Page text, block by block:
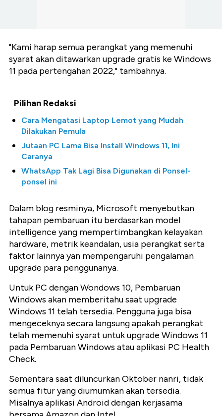
"Kami harap semua perangkat yang memenuhi
syarat akan ditawarkan upgrade gratis ke Windows
11 pada pertengahan 2022," tambahnya.
Pilihan Redaksi
Cara Mengatasi Laptop Lemot yang Mudah
Dilakukan Pemula
Jutaan PC Lama Bisa Install Windows 11, Ini
Caranya
WhatsApp Tak Lagi Bisa Digunakan di Ponsel-
ponsel ini
Dalam blog resminya, Microsoft menyebutkan
tahapan pembaruan itu berdasarkan model
intelligence yang mempertimbangkan kelayakan
hardware, metrik keandalan, usia perangkat serta
faktor lainnya yan mempengaruhi pengalaman
upgrade para penggunanya.
Untuk PC dengan Wondows 10, Pembaruan
Windows akan memberitahu saat upgrade
Windows 11 telah tersedia. Pengguna juga bisa
mengeceknya secara langsung apakah perangkat
telah memenuhi syarat untuk upgrade Windows 11
pada Pembaruan Windows atau aplikasi PC Health
Check.
Sementara saat diluncurkan Oktober nanri, tidak
semua fitur yang diumumkan akan tersedia.
Misalnya aplikasi Android dengan kerjasama